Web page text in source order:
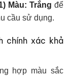
Màu: Trắng để
cầu sử dụng.
chính xác khả
hợp màu sắc